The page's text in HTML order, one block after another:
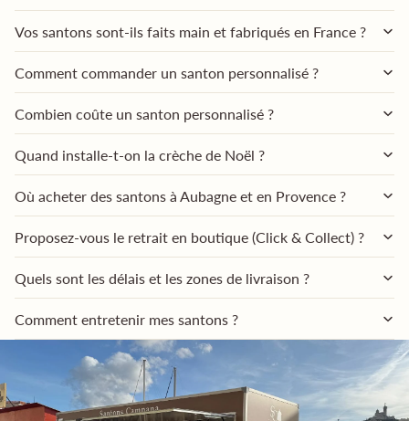
Vos santons sont-ils faits main et fabriqués en France ?
Comment commander un santon personnalisé ?
Combien coûte un santon personnalisé ?
Quand installe-t-on la crèche de Noël ?
Où acheter des santons à Aubagne et en Provence ?
Proposez-vous le retrait en boutique (Click & Collect) ?
Quels sont les délais et les zones de livraison ?
Comment entretenir mes santons ?